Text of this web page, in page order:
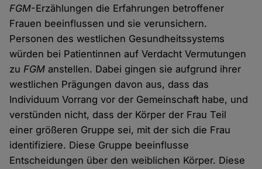
FGM-Erzählungen die Erfahrungen betroffener
Frauen beeinflussen und sie verunsichern.
Personen des westlichen Gesundheitssystems
würden bei Patientinnen auf Verdacht Vermutungen
zuFGM anstellen. Dabei gingen sie aufgrund ihrer
westlichen Prägungen davon aus, dass das
Individuum Vorrang vor der Gemeinschaft habe, und
verstünden nicht, dass der Körper der Frau Teil
einer größeren Gruppe sei, mit der sich die Frau
identifiziere. Diese Gruppe beeinflusse
Entscheidungen über den weiblichen Körper. Diese